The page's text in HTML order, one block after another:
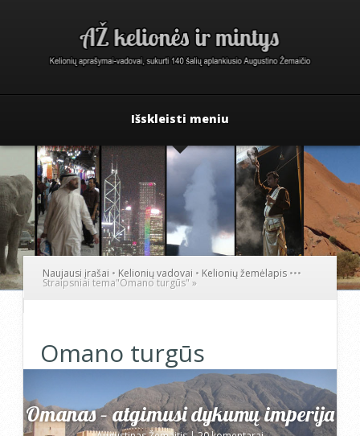
Išskleisti meniu
Naujausi įrašai • Kelionių vadovai • Kelionių žemėlapis •••
Straipsniai tema"Omano turgūs" »
Omano turgūs
Omanas – atgimusi dykumų imperija